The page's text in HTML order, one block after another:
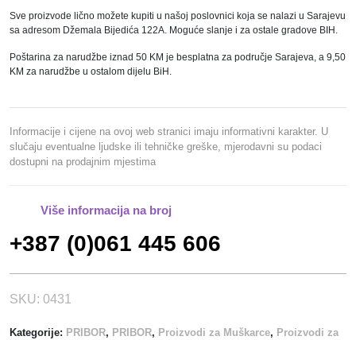
Sve proizvode lično možete kupiti u našoj poslovnici koja se nalazi u Sarajevu
sa adresom Džemala Bijedića 122A. Moguće slanje i za ostale gradove BIH.
Poštarina za narudžbe iznad 50 KM je besplatna za područje Sarajeva, a 9,50
KM za narudžbe u ostalom dijelu BiH.
Informacije i cijene na ovoj web stranici imaju informativni karakter. U
slučaju eventualne ljudske ili tehničke greške, mjerodavni su podaci
dostupni na prodajnim mjestima
Više informacija na broj
+387 (0)061 445 606
SKU: 0431
Kategorije: PRIBOR, PRIBOR, Proizvodi za Muškarce, Proizvodi za